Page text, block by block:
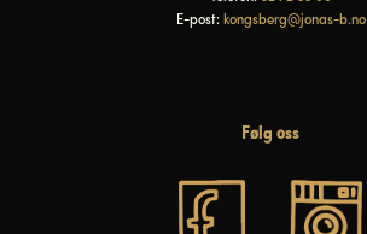
E-post:kongsberg@jonas-b.no
Følg oss